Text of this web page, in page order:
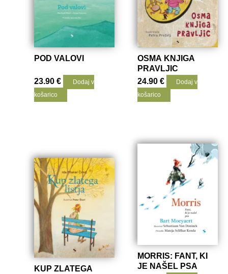
POD VALOVI
23.90€
Dodaj v
košarico
OSMA KNJIGA
PRAVLJIC
24.90€
Dodaj v
košarico
KUP ZLATEGA
MORRIS: FANT, KI
JE NAŠEL PSA